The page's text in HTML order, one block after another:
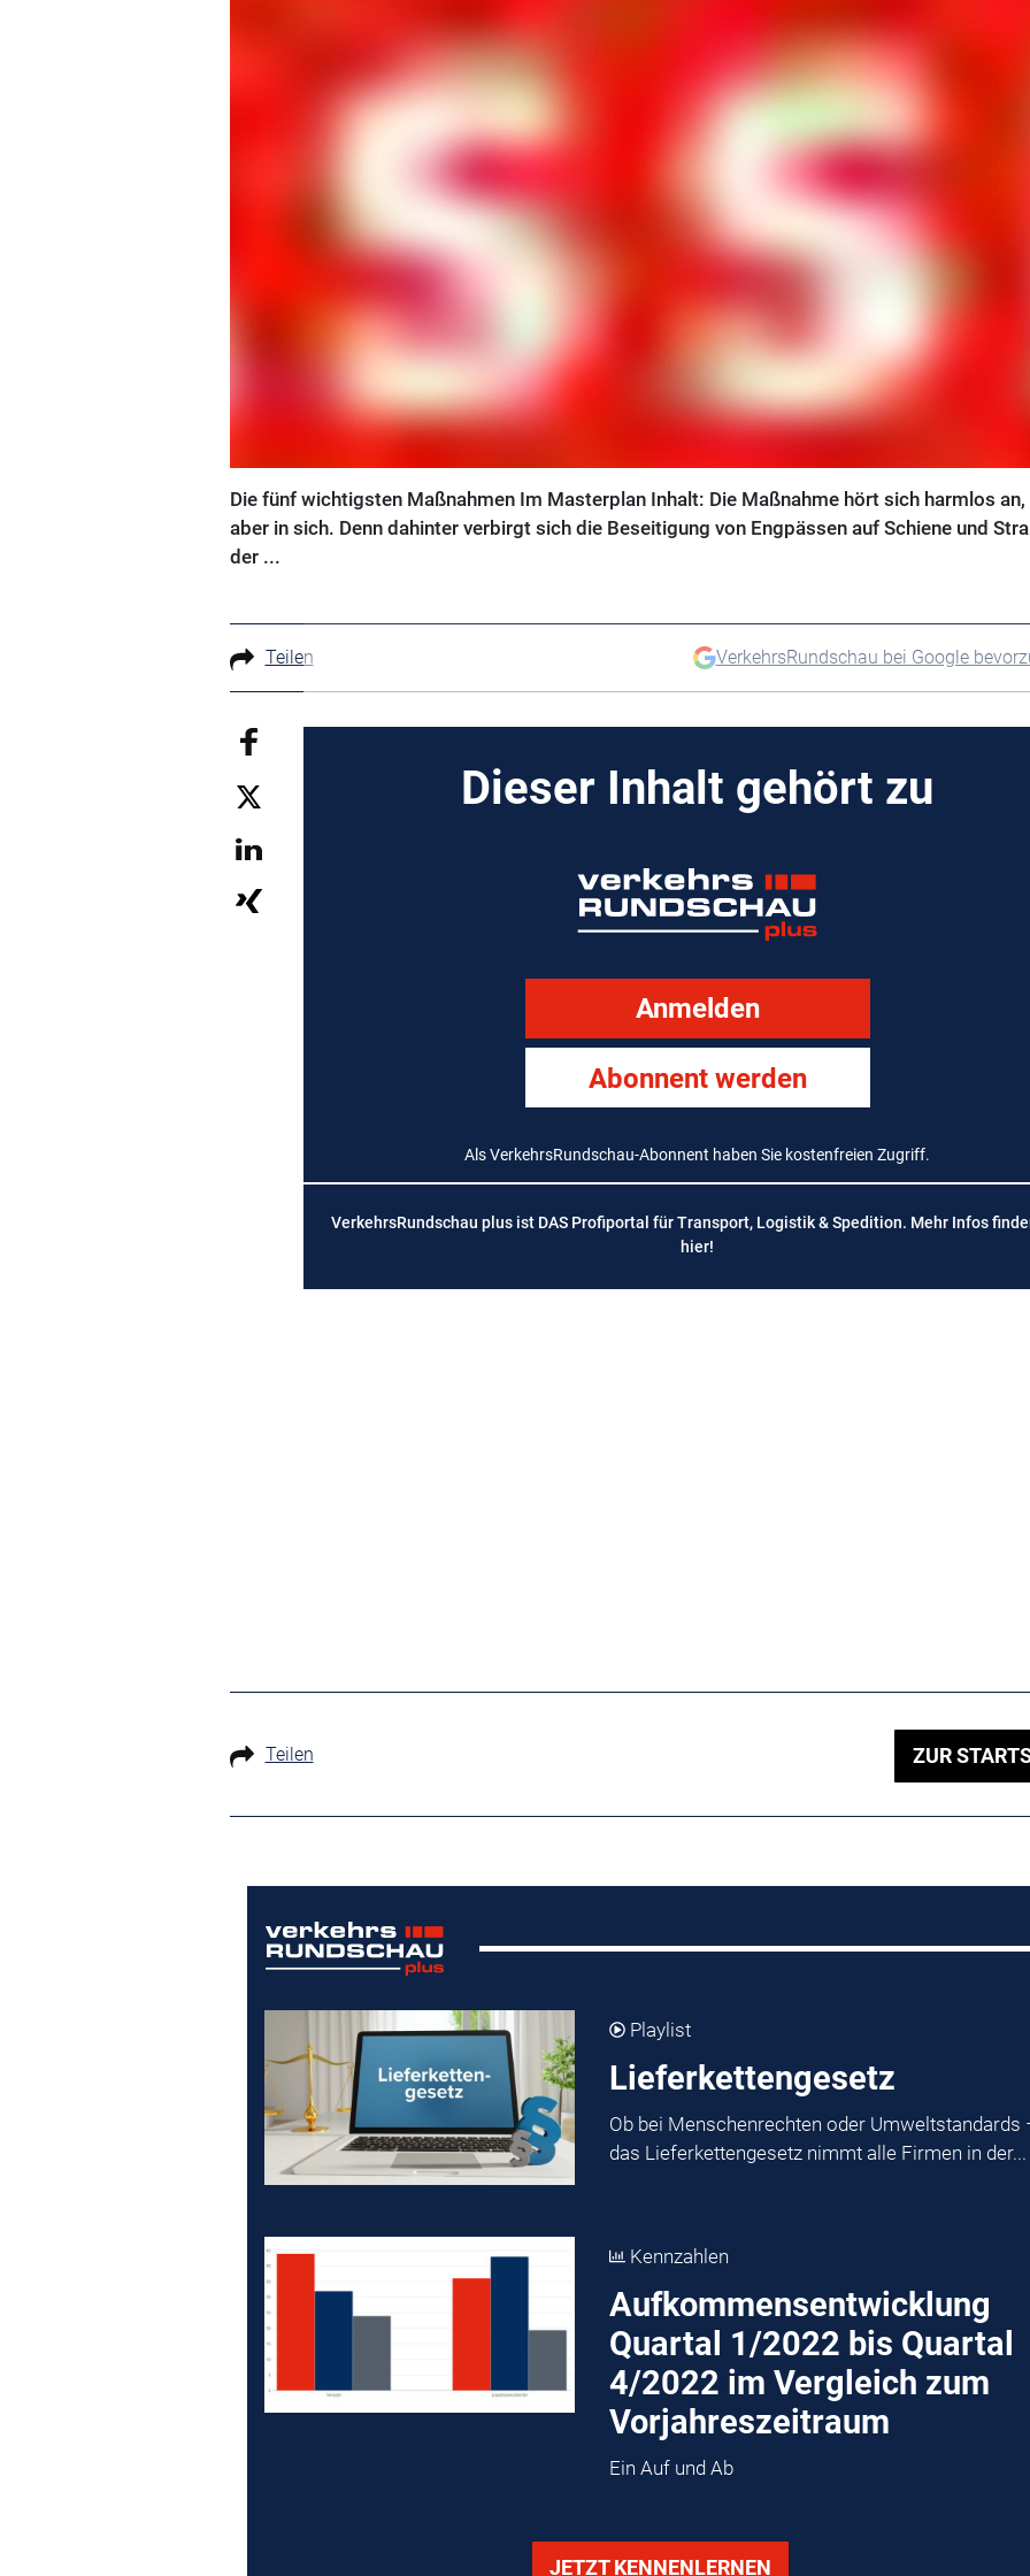
Die fünf wichtigsten Maßnahmen Im Masterplan Inhalt: Die Maßnahme hört sich harmlos an,
aber in sich. Denn dahinter verbirgt sich die Beseitigung von Engpässen auf Schiene und
der ...
Teilen VerkehrsRundschau bei Google
Dieser Inhalt gehört zu
Anmelden
Abonnent werden
Als VerkehrsRundschau-Abonnent haben Sie kostenfreien Zugriff.
VerkehrsRundschau plus ist DAS Profiportal für Transport, Logistik & Spedition. Mehr Infos
hier!
Teilen ZUR
Playlist
Lieferkettengesetz
Ob bei Menschenrechten oder Umweltstandards
das Lieferkettengesetz nimmt alle Firmen in der...
Kennzahlen
Aufkommensentwicklung
Quartal 1/2022 bis Quartal
4/2022 im Vergleich zum
Vorjahreszeitraum
Ein Auf und Ab
JETZT KENNENLERNEN